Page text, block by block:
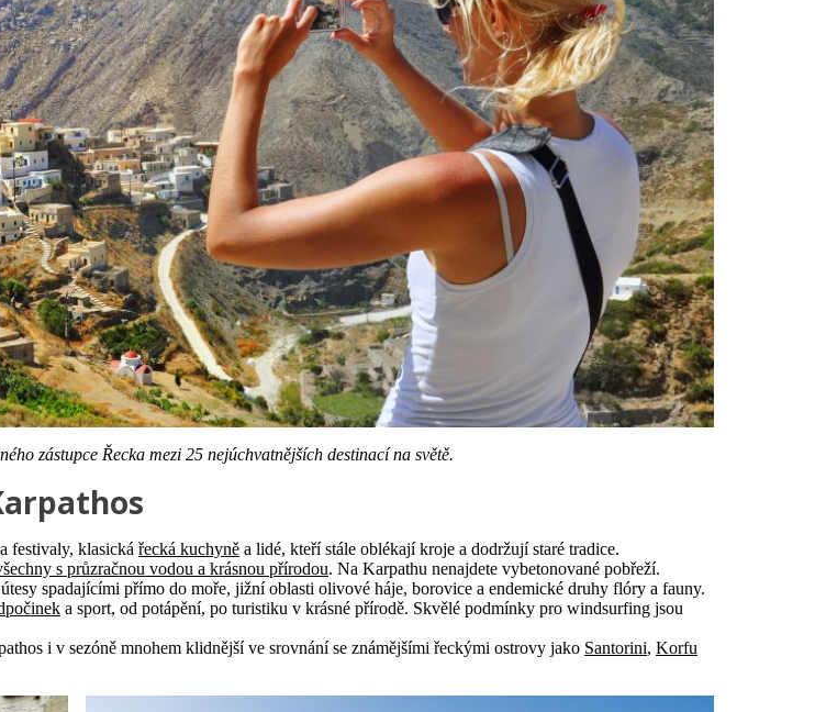
zástupce Řecka mezi 25 nejúchvatnějších destinací na světě.
festivaly, klasická řecká kuchyně a lidé, kteří stále oblékají kroje a dodržují staré tradice.
s průzračnou vodou a krásnou přírodou. Na Karpathu nenajdete vybetonované pobřeží.
spadajícími přímo do moře, jižní oblasti olivové háje, borovice a endemické druhy flóry a fauny.
a sport, od potápění, po turistiku v krásné přírodě. Skvělé podmínky pro windsurfing jsou
i v sezóně mnohem klidnější ve srovnání se známějšími řeckými ostrovy jako Santorini, Korfu